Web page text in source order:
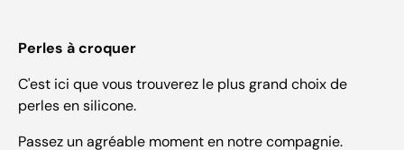
Perles à croquer
C'est ici que vous trouverez le plus grand choix de
perles en silicone.
Passez un agréable moment en notre compagnie.